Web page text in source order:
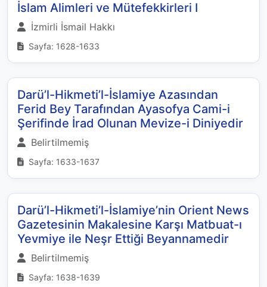
İslam Alimleri ve Mütefekkirleri I
İzmirli İsmail Hakkı
Sayfa: 1628-1633
Darü’l-Hikmeti’l-İslamiye Azasından
Ferid Bey Tarafından Ayasofya Cami-i
Şerifinde İrad Olunan Mevize-i Diniyedir
Belirtilmemiş
Sayfa: 1633-1637
Darü’l-Hikmeti’l-İslamiye’nin Orient News
Gazetesinin Makalesine Karşı Matbuat-ı
Yevmiye ile Neşr Ettiği Beyannamedir
Belirtilmemiş
Sayfa: 1638-1639